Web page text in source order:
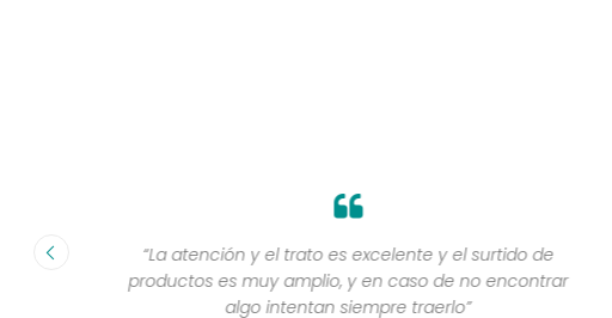
”
“La atención y el trato es excelente y el surtido de
productos es muy amplio, y en caso de no encontrar
algo intentan siempre traerlo”